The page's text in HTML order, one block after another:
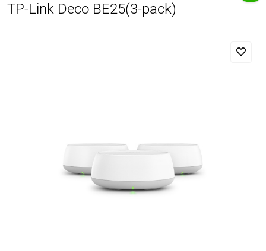
TP-Link Deco BE25(3-pack)